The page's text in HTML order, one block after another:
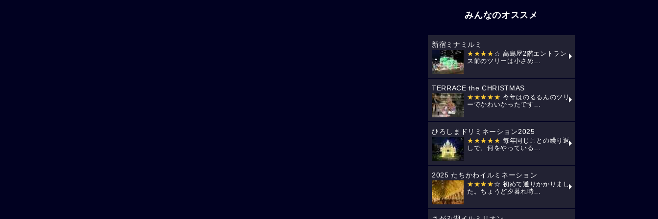
みんなのオススメ
新宿ミナミルミ
★★★★ ☆ 高島屋2階エントラン
ス前のツリーは小さめ...
TERRACE the CHRISTMAS
★★★★★ 今年はのるるんのツリ
ーでかわいかったです...
ひろしまドリミネーション2025
★★★★★ 毎年同じことの繰り返
しで、何をやっている...
2025 たちかわイルミネーション
★★★★ ☆ 初めて通りかかりまし
た。ちょうど夕暮れ時...